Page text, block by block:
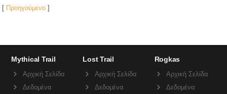
[ Προηγούμενο ]
Mythical Trail
Αρχική Σελίδα
Δεδομένα
Lost Trail
Αρχική Σελίδα
Δεδομένα
Rogkas
Αρχική Σελίδα
Δεδομένα